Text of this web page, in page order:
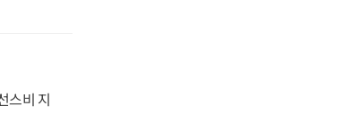
스비 지